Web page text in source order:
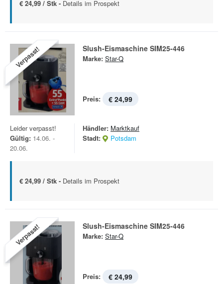
€ 24,99 / Stk - Details im Prospekt
Verpasst! Slush-Eismaschine SIM25-446
Marke: Star-Q
Preis: € 24,99
Leider verpasst!
Gültig: 14.06. -
20.06.
Händler: Marktkauf
Stadt:
Potsdam
€ 24,99 / Stk - Details im Prospekt
Verpasst! Slush-Eismaschine SIM25-446
Marke: Star-Q
Preis: € 24,99